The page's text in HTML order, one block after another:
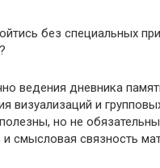
без специальных
ведения дневника
визуализаций и
но не
и смысловая связность